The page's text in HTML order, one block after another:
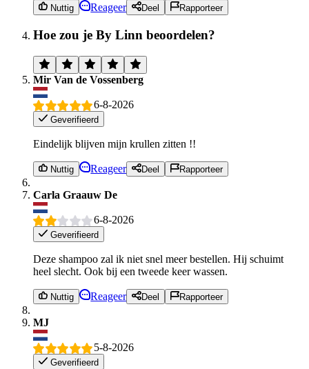
Nuttig Reageer Deel Rapporteer
Hoe zou je By Linn beoordelen?
Mir Van de Vossenberg
6-8-2026
Geverifieerd
Eindelijk blijven mijn krullen zitten !!
Nuttig Reageer Deel Rapporteer
Carla Graauw De
6-8-2026
Geverifieerd
Deze shampoo zal ik niet snel meer bestellen. Hij schuimt
heel slecht. Ook bij een tweede keer wassen.
Nuttig Reageer Deel Rapporteer
MJ
5-8-2026
Geverifieerd